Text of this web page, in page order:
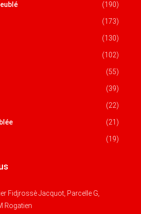
(190)
(173)
(130)
(102)
(55)
(39)
(22)
(21)
(19)
Fidjrossè Jacquot, Parcelle G,
Rogatien